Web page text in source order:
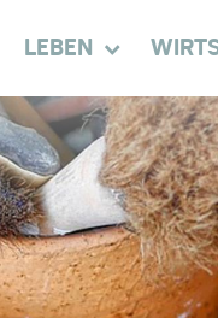
LEBEN